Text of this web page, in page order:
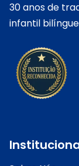
30 anos de
infantil